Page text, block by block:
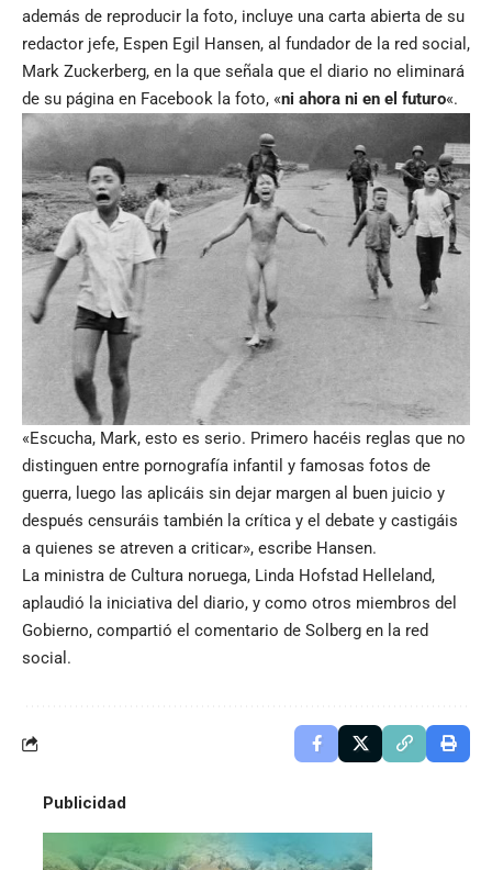
además de reproducir la foto, incluye una carta abierta de su
redactor jefe, Espen Egil Hansen, al fundador de la red social,
Mark Zuckerberg, en la que señala que el diario no eliminará
de su página en Facebook la foto, «ni ahora ni en el futuro«.
«Escucha, Mark, esto es serio. Primero hacéis reglas que no
distinguen entre pornografía infantil y famosas fotos de
guerra, luego las aplicáis sin dejar margen al buen juicio y
después censuráis también la crítica y el debate y castigáis
a quienes se atreven a criticar», escribe Hansen.
La ministra de Cultura noruega, Linda Hofstad Helleland,
aplaudió la iniciativa del diario, y como otros miembros del
Gobierno, compartió el comentario de Solberg en la red
social.
Publicidad